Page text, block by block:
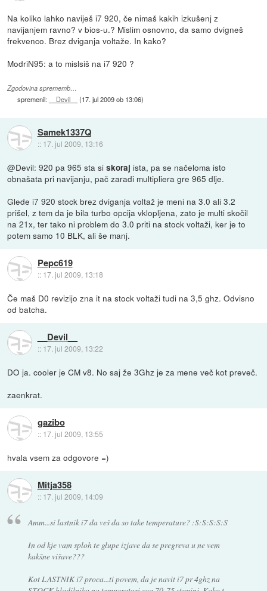
Na koliko lahko naviješ i7 920, če nimaš kakih izkušenj z
navijanjem ravno? v bios-u.? Mislim osnovno, da samo dvigneš
frekvenco. Brez dviganja voltaže. In kako?
ModriN95: a to mislsiš na i7 920 ?
Zgodovina sprememb…
spremenil: __Devil__ (17. jul 2009 ob 13:06)
Samek1337Q
:: 17. jul 2009, 13:16
@Devil: 920 pa 965 sta siskoraj ista, pa se načeloma isto
obnašata pri navijanju, pač zaradi multipliera gre 965 dlje.
Glede i7 920 stock brez dviganja voltaž je meni na 3.0 ali 3.2
prišel, z tem da je bila turbo opcija vklopljena, zato je multi skočil
na 21x, ter tako ni problem do 3.0 priti na stock voltaži, ker je to
potem samo 10 BLK, ali še manj.
Pepc619
:: 17. jul 2009, 13:18
Če maš D0 revizijo zna it na stock voltaži tudi na 3,5 ghz. Odvisno
od batcha.
__Devil__
:: 17. jul 2009, 13:22
DO ja. cooler je CM v8. No saj že 3Ghz je za mene več kot preveč.
zaenkrat.
gazibo
:: 17. jul 2009, 13:55
hvala vsem za odgovore =)
Mitja358
:: 17. jul 2009, 14:09
Amm...si lastnik i7 da veš da so take temperature? :S:S:S:S:S
In od kje vam sploh te glupe izjave da se pregreva u ne vem
kakšne višave???
Kot LASTNIK i7 proca...ti povem, da je navit i7 pr 4ghz na